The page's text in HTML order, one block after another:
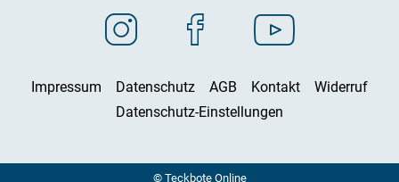
Impressum Datenschutz AGB Kontakt
Widerruf
Datenschutz-Einstellungen
© Teckbote Online